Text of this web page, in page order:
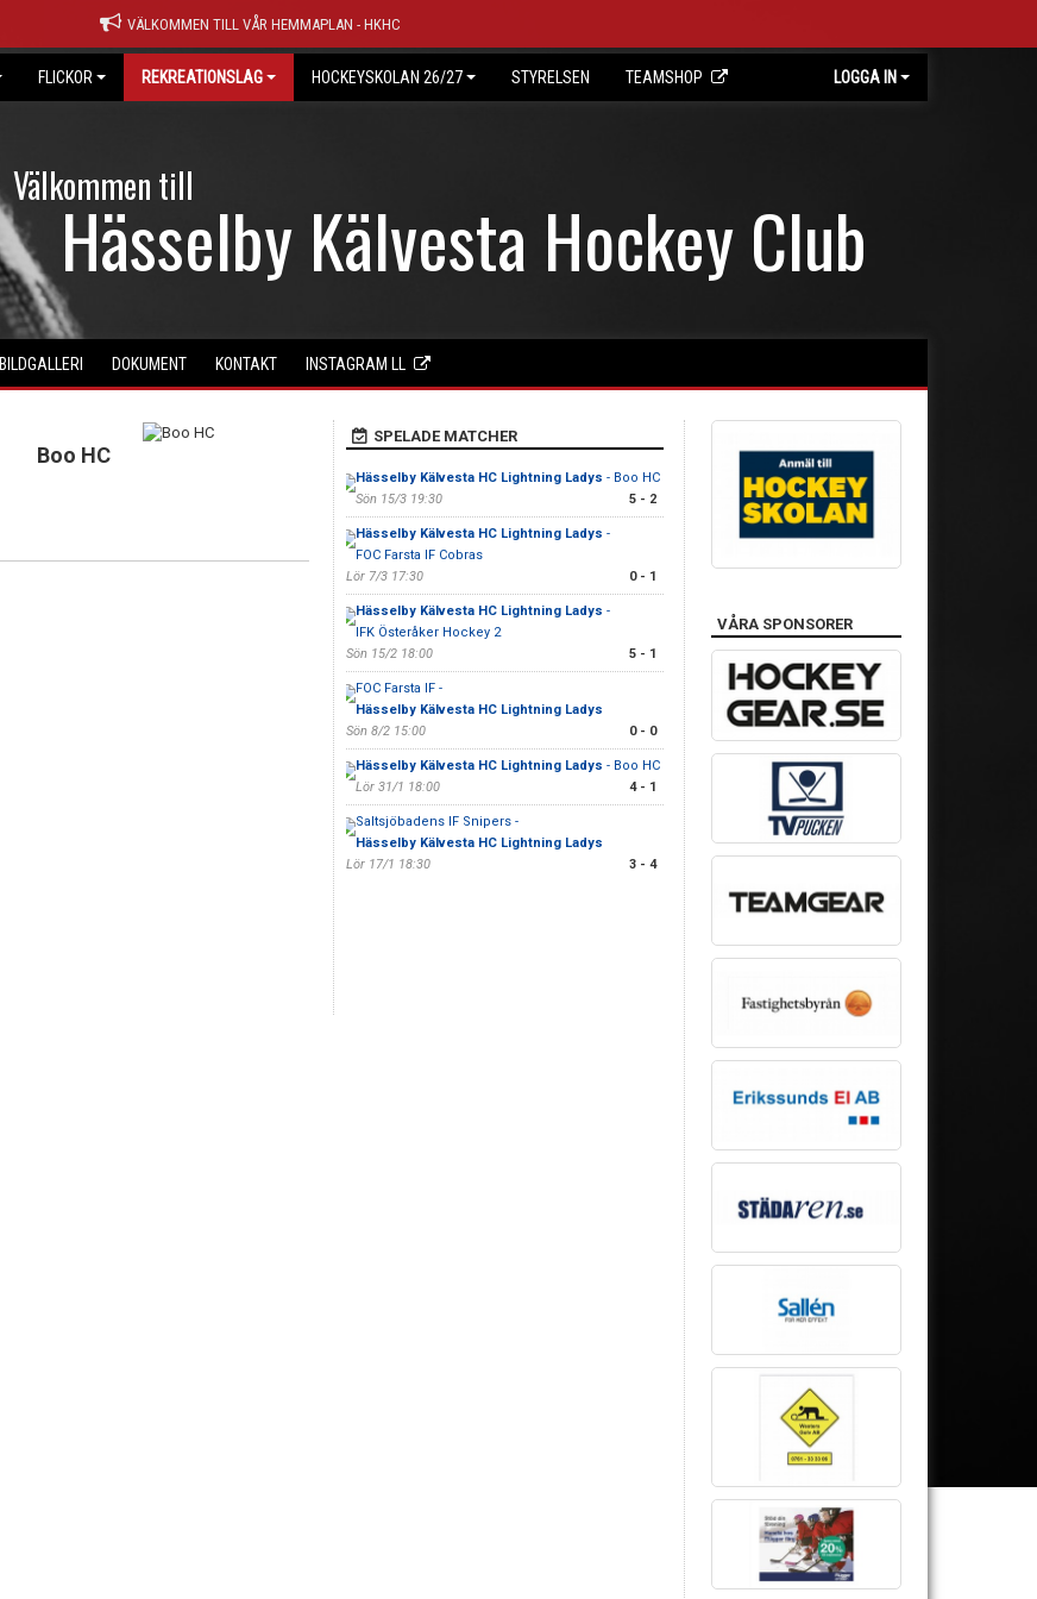
VÄLKOMMEN TILL VÅR HEMMAPLAN - HKHC
FLICKOR REKREATIONSLAG HOCKEYSKOLAN 26/27 STYRELSEN TEAMSHOP LOGGA IN
Hässelby Kälvesta Hockey Club
Välkommen till
BILDGALLERI DOKUMENT KONTAKT INSTAGRAM LL
Boo HC
SPELADE MATCHER
Hässelby Kälvesta HC Lightning Ladys - Boo HC
Sön 15/3 19:30
5 - 2
Hässelby Kälvesta HC Lightning Ladys -
FOC Farsta IF Cobras
Lör 7/3 17:30
0 - 1
Hässelby Kälvesta HC Lightning Ladys -
IFK Österåker Hockey 2
Sön 15/2 18:00
5 - 1
FOC Farsta IF -
Hässelby Kälvesta HC Lightning Ladys
Sön 8/2 15:00
0 - 0
Hässelby Kälvesta HC Lightning Ladys - Boo HC
Lör 31/1 18:00
4 - 1
Saltsjöbadens IF Snipers -
Hässelby Kälvesta HC Lightning Ladys
Lör 17/1 18:30
3 - 4
VÅRA SPONSORER